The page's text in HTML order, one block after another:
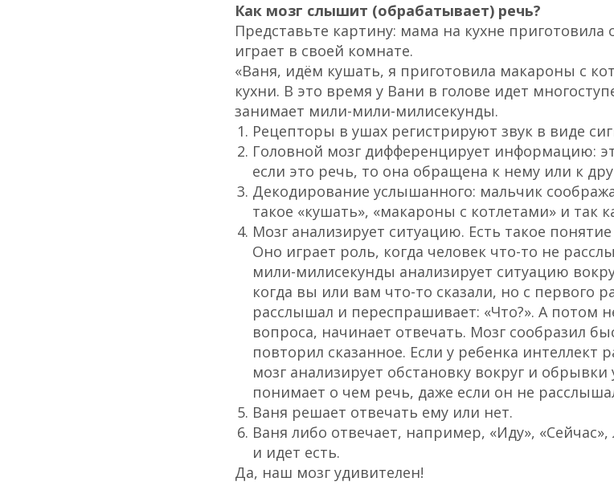
Как мозг слышит (обрабатывает) речь?
Представьте картину: мама на кухне
играет в своей комнате.
«Ваня, идём кушать, я приготовила макароны с
кухни. В это время у Вани в голове идет
занимает мили-мили-милисекунды.
Рецепторы в ушах регистрируют звук в виде
Головной мозг дифференцирует информацию:
если это речь, то она обращена к нему или к
Декодирование услышанного: мальчик
такое «кушать», «макароны с котлетами» и так
Мозг анализирует ситуацию. Есть такое
Оно играет роль, когда человек что-то не
мили-милисекунды анализирует ситуацию
когда вы или вам что-то сказали, но с первого
расслышал и переспрашивает: «Что?». А потом
вопроса, начинает отвечать. Мозг сообразил
повторил сказанное. Если у ребенка интеллект
мозг анализирует обстановку вокруг и
понимает о чем речь, даже если он не
Ваня решает отвечать ему или нет.
Ваня либо отвечает, например, «Иду», «Сейчас»,
и идет есть.
Да, наш мозг удивителен!